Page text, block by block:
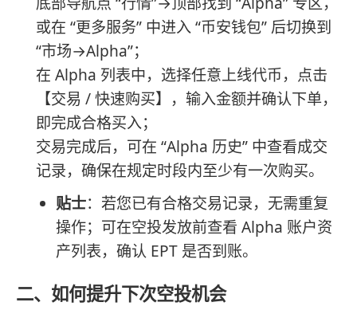
或在 “更多服务” 中进入 “币安钱包” 后切换到
“市场→Alpha”；
在 Alpha 列表中，选择任意上线代币，点击
【交易 / 快速购买】，输入金额并确认下单，
即完成合格买入；
交易完成后，可在 “Alpha 历史” 中查看成交
记录，确保在规定时段内至少有一次购买。
贴士：若您已有合格交易记录，无需重复
操作；可在空投发放前查看 Alpha 账户资
产列表，确认 EPT 是否到账。
二、如何提升下次空投机会